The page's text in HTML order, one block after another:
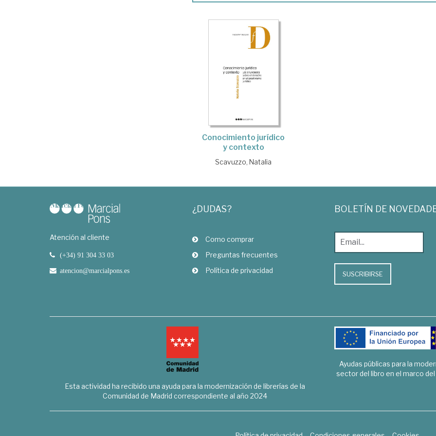
Conocimiento jurídico
y contexto
Scavuzzo, Natalia
Atención al cliente
(+34) 91 304 33 03
atencion@marcialpons.es
¿DUDAS?
Como comprar
Preguntas frecuentes
Política de privacidad
BOLETÍN DE
SUSCRIBIRSE
Esta actividad ha recibido una ayuda para la modernización de librerías de la
Comunidad de Madrid correspondiente al año 2024
Ayudas públicas para la
sector del libro en el marco